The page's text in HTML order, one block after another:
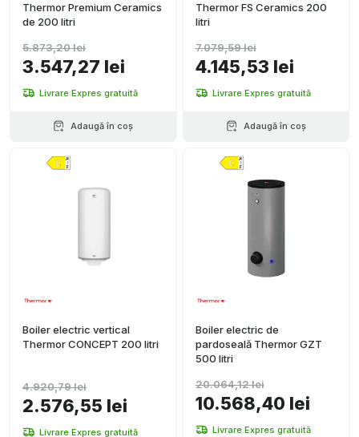
Thermor Premium Ceramics
de 200 litri
3.547,27 lei
5.873,20 lei
Livrare Expres gratuită
Adaugă în coș
Thermor FS Ceramics 200
litri
4.145,53 lei
7.079,59 lei
Livrare Expres gratuită
Adaugă în coș
Boiler electric vertical
Thermor CONCEPT 200 litri
2.576,55 lei
4.920,79 lei
Livrare Expres gratuită
Boiler electric de
pardoseală Thermor GZT
500 litri
10.568,40 lei
20.064,12 lei
Livrare Expres gratuită